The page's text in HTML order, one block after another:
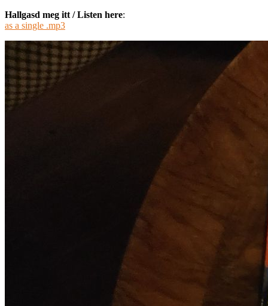
Hallgasd meg itt / Listen here:
as a single .mp3